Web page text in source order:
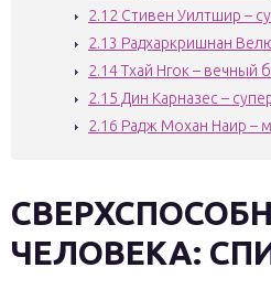
2.12 Стивен Уилтшир –
2.13 Радхаркришнан
2.14Тхай Нгок – вечный
2.15 Дин Карназес –
2.16 Радж Мохан Наир –
ЧЕЛОВЕКА: